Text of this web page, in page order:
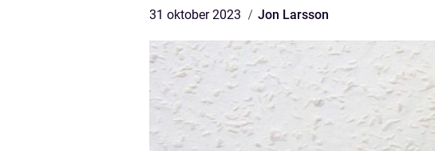
31 oktober 2023 Jon Larsson